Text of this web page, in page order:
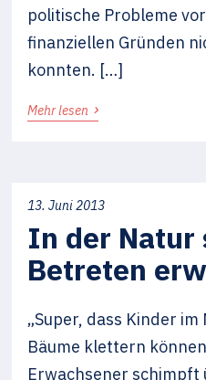
politische Probleme
finanziellen Gründen
konnten. […]
Mehr lesen ›
13. Juni 2013
In der Natur
Betreten
„Super, dass Kinder
Bäume klettern
Erwachsener schimpft